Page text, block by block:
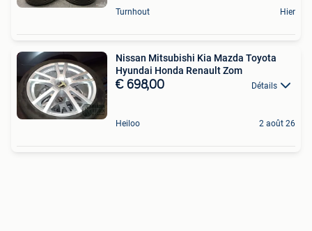
Turnhout Hier
Nissan Mitsubishi Kia Mazda Toyota
Hyundai Honda Renault Zom
€ 698,00 Détails
Heiloo 2 août 26